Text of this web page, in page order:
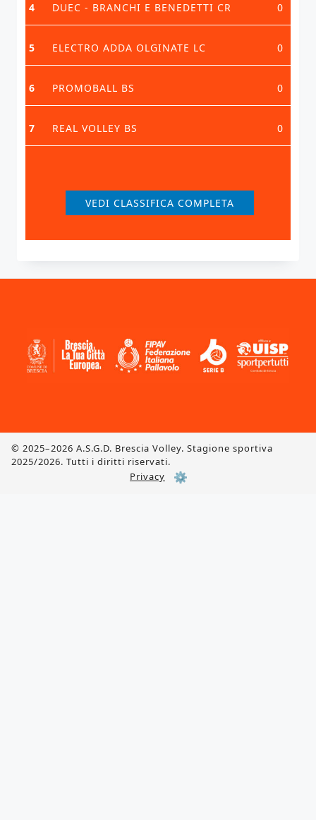
4 DUEC - BRANCHI E BENEDETTI CR 0
5 ELECTRO ADDA OLGINATE LC 0
6 PROMOBALL BS 0
7 REAL VOLLEY BS 0
VEDI CLASSIFICA COMPLETA
© 2025–2026 A.S.G.D. Brescia Volley. Stagione sportiva
2025/2026. Tutti i diritti riservati.
Privacy
⚙️